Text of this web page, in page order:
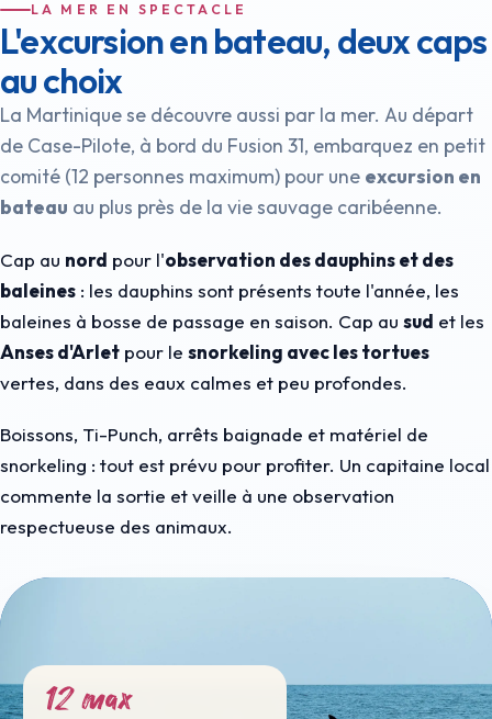
LA MER EN SPECTACLE
L'excursion en bateau, deux caps
au choix
La Martinique se découvre aussi par la mer. Au départ
de Case-Pilote, à bord du Fusion 31, embarquez en petit
comité (12 personnes maximum) pour une excursion en
bateau au plus près de la vie sauvage caribéenne.
Cap au nord pour l'observation des dauphins et des
baleines : les dauphins sont présents toute l'année, les
baleines à bosse de passage en saison. Cap au sud et les
Anses d'Arlet pour le snorkeling avec les tortues
vertes, dans des eaux calmes et peu profondes.
Boissons, Ti-Punch, arrêts baignade et matériel de
snorkeling : tout est prévu pour profiter. Un capitaine local
commente la sortie et veille à une observation
respectueuse des animaux.
12 max